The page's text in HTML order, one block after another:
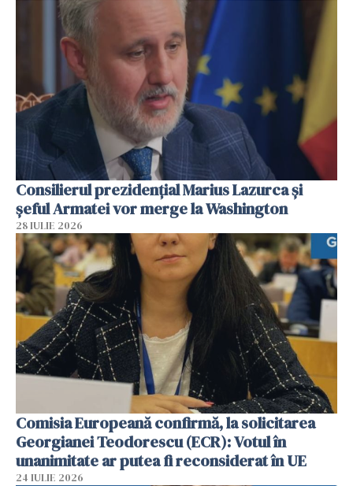
Consilierul prezidenţial Marius Lazurca și
șeful Armatei vor merge la Washington
28 IULIE 2026
Comisia Europeană confirmă, la solicitarea
Georgianei Teodorescu (ECR): Votul în
unanimitate ar putea fi reconsiderat în UE
24 IULIE 2026